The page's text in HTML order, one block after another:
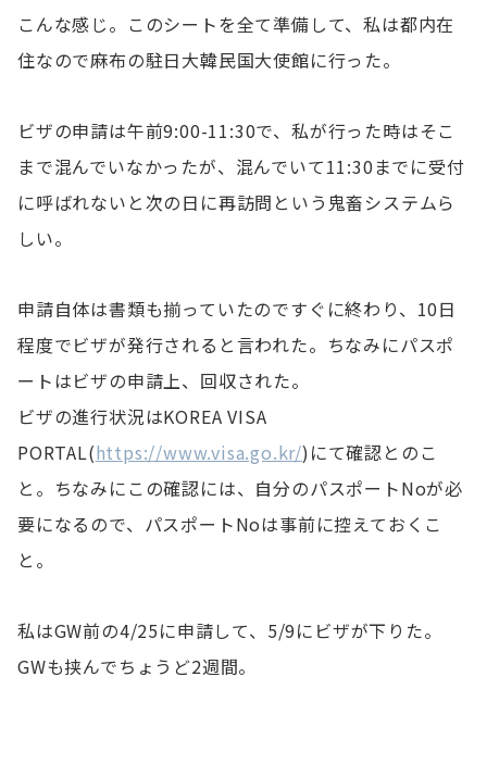
こんな感じ。このシートを全て準備して、私は都内在
住なので麻布の駐日大韓民国大使館に行った。
ビザの申請は午前9:00-11:30で、私が行った時はそこ
まで混んでいなかったが、混んでいて11:30までに受付
に呼ばれないと次の日に再訪問という鬼畜システムら
しい。
申請自体は書類も揃っていたのですぐに終わり、10日
程度でビザが発行されると言われた。ちなみにパスポ
ートはビザの申請上、回収された。
ビザの進行状況はKOREA VISA
PORTAL(https://www.visa.go.kr/)にて確認とのこ
と。ちなみにこの確認には、自分のパスポートNoが必
要になるので、パスポートNoは事前に控えておくこ
と。
私はGW前の4/25に申請して、5/9にビザが下りた。
GWも挟んでちょうど2週間。